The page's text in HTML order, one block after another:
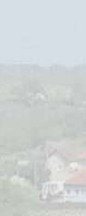
Motorvrienden
28/09/2023 Sjoerd